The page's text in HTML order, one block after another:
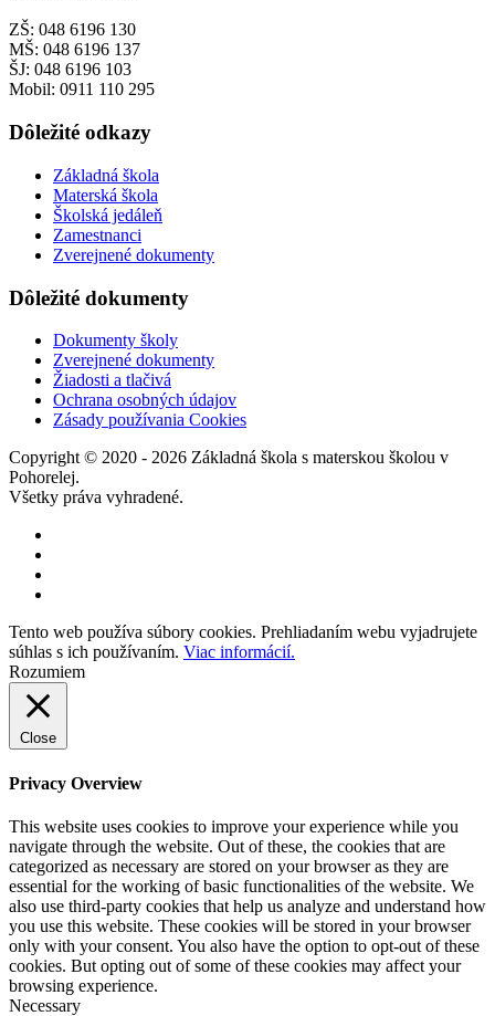
ZŠ: 048 6196 130
MŠ: 048 6196 137
ŠJ: 048 6196 103
Mobil: 0911 110 295
Dôležité odkazy
Základná škola
Materská škola
Školská jedáleň
Zamestnanci
Zverejnené dokumenty
Dôležité dokumenty
Dokumenty školy
Zverejnené dokumenty
Žiadosti a tlačivá
Ochrana osobných údajov
Zásady používania Cookies
Copyright © 2020 - 2026 Základná škola s materskou školou v
Pohorelej.
Všetky práva vyhradené.
Tento web používa súbory cookies. Prehliadaním webu vyjadrujete
súhlas s ich používaním. Viac informácií.
Rozumiem
Close
Privacy Overview
This website uses cookies to improve your experience while you
navigate through the website. Out of these, the cookies that are
categorized as necessary are stored on your browser as they are
essential for the working of basic functionalities of the website. We
also use third-party cookies that help us analyze and understand how
you use this website. These cookies will be stored in your browser
only with your consent. You also have the option to opt-out of these
cookies. But opting out of some of these cookies may affect your
browsing experience.
Necessary